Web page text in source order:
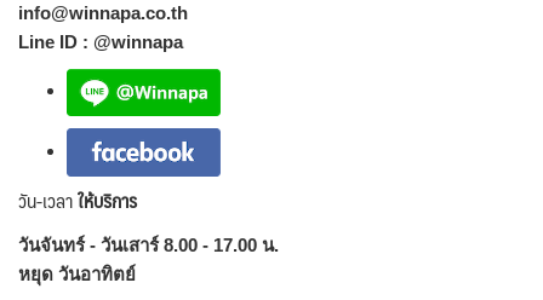
info@winnapa.co.th
Line ID : @winnapa
วัน-เวลาให้บริการ
วันจันทร์ - วันเสาร์ 8.00 - 17.00 น.
หยุด วันอาทิตย์